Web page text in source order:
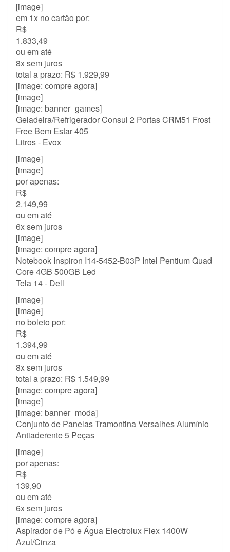
[image]
em 1x no cartão por:
R$
1.833,49
ou em até
8x sem juros
total a prazo: R$ 1.929,99
[image: compre agora]
[image]
[image: banner_games]
Geladeira/Refrigerador Consul 2 Portas CRM51 Frost
Free Bem Estar 405
Litros - Evox
[image]
[image]
por apenas:
R$
2.149,99
ou em até
6x sem juros
[image]
[image: compre agora]
Notebook Inspiron I14-5452-B03P Intel Pentium Quad
Core 4GB 500GB Led
Tela 14 - Dell
[image]
[image]
no boleto por:
R$
1.394,99
ou em até
8x sem juros
total a prazo: R$ 1.549,99
[image: compre agora]
[image]
[image: banner_moda]
Conjunto de Panelas Tramontina Versalhes Alumínio
Antiaderente 5 Peças
[image]
por apenas:
R$
139,90
ou em até
6x sem juros
[image: compre agora]
Aspirador de Pó e Água Electrolux Flex 1400W
Azul/Cinza